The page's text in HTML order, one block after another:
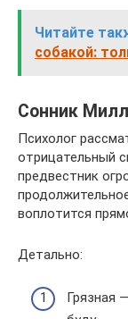
Читайте
собакой:
Сонник
Психолог
отрицательный
предвестник
воплотится
Детально:
Грязная